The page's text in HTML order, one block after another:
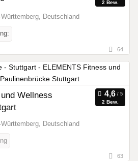
2 Bew.
Deutschland
64
Wellness
2 Bew.
Deutschland
63